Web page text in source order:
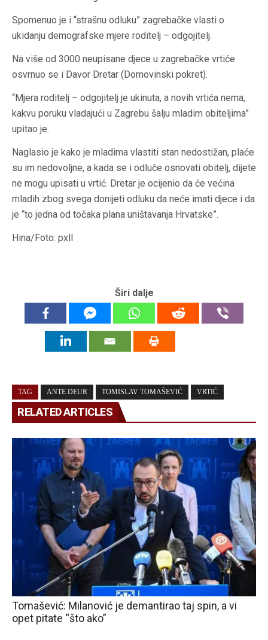
Spomenuo je i “strašnu odluku” zagrebačke vlasti o
ukidanju demografske mjere roditelj – odgojitelj.
Na više od 3000 neupisane djece u zagrebačke vrtiće
osvrnuo se i Davor Dretar (Domovinski pokret).
“Mjera roditelj – odgojitelj je ukinuta, a novih vrtića nema,
kakvu poruku vladajući u Zagrebu šalju mladim obiteljima”
upitao je.
Naglasio je kako je mladima vlastiti stan nedostižan, plaće
su im nedovoljne, a kada se i odluče osnovati obitelj, dijete
ne mogu upisati u vrtić. Dretar je ocijenio da će većina
mladih zbog svega donijeti odluku da neće imati djece i da
je “to jedna od točaka plana uništavanja Hrvatske”.
Hina/Foto: pxll
Širi dalje
TAG ANTE DEUR TOMISLAV TOMAŠEVIĆ VRTIĆ
RELATED ARTICLES
Tomašević: Milanović je demantirao taj spin, a vi
opet pitate “što ako”